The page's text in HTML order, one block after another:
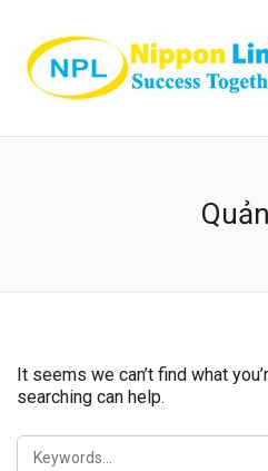
It seems we can’t find what
searching can help.
SEARCH
FOR: